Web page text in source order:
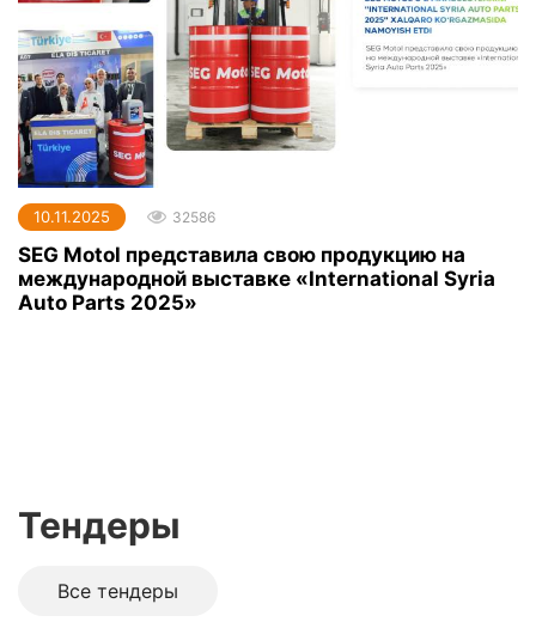
10.11.2025 32586
SEG Motol представила свою продукцию на
международной выставке «International Syria
Auto Parts 2025»
Тендеры
Все тендеры